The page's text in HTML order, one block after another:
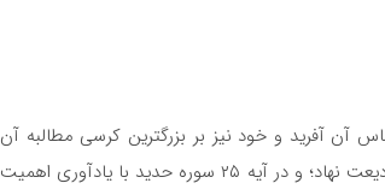
آن آفرید و خود نیز بر بزرگترین کرسی مطالبه آن
تکیه زد. افزون بر آن خواست و مطالبهء آن را در سرشت انسانی به ودیعت نهاد؛ و در آیه ۲۵ سوره حدید با یادآوری اهمیت